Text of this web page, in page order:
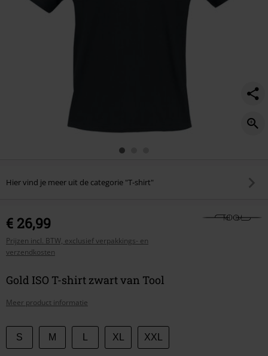
Hier vind je meer uit de categorie "T-shirt"
€ 26,99
Prijzen incl. BTW, exclusief verpakkings- en
verzendkosten
Gold ISO T-shirt zwart van Tool
Meer product informatie
Kies
je
S M XL XXL